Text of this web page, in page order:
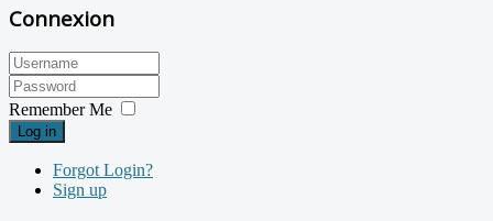
Connexion
Remember Me
Log in
Forgot Login?
Sign up